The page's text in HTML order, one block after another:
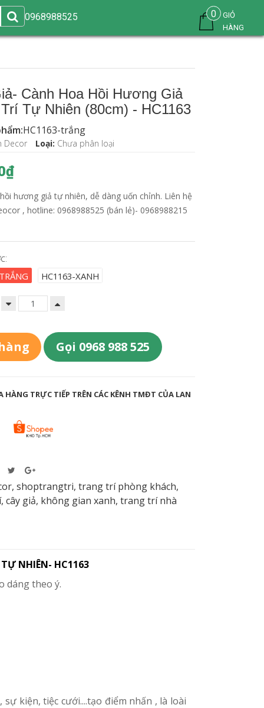
0968988525 0
GIỎ
HÀNG
Cành Hoa Hồi Hương Giả
Tự Nhiên (80cm) - HC1163
HC1163-trắng
Decor Loại: Chưa phân loại
hương giả tự nhiên, dễ dàng uốn chỉnh. Liên hệ
, hotline: 0968988525 (bán lẻ)- 0968988215
HC1163-XANH
Gọi 0968 988 525
HÀNG TRỰC TIẾP TRÊN CÁC KÊNH TMĐT CỦA LAN
, shoptrangtri, trang trí phòng khách,
, cây giả, không gian xanh, trang trí nhà
NHIÊN- HC1163
dáng theo ý.
kiện, tiệc cưới....tạo điểm nhấn , là loài